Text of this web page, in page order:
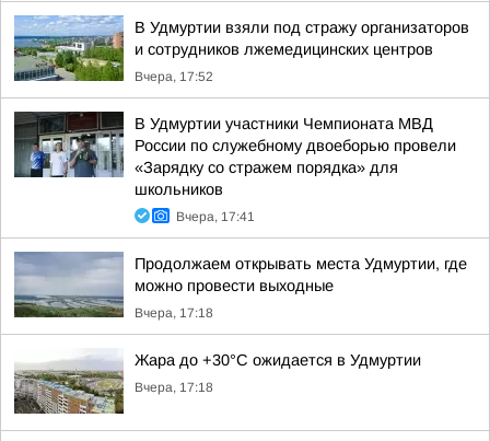
В Удмуртии взяли под стражу организаторов
и сотрудников лжемедицинских центров
Вчера, 17:52
В Удмуртии участники Чемпионата МВД
России по служебному двоеборью провели
«Зарядку со стражем порядка» для
школьников
Вчера, 17:41
Продолжаем открывать места Удмуртии, где
можно провести выходные
Вчера, 17:18
Жара до +30°С ожидается в Удмуртии
Вчера, 17:18